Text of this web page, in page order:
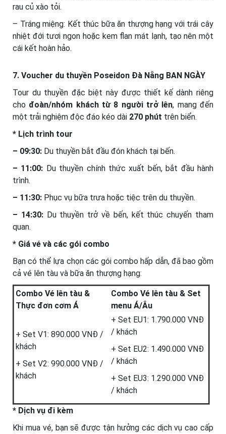
rau củ xào tỏi.
– Tráng miệng: Kết thúc bữa ăn thượng hạng với trái cây
nhiệt đới tươi ngon hoặc kem flan mát lạnh, tạo nên một
cái kết hoàn hảo.
7. Voucher du thuyền Poseidon Đà Nẵng BAN NGÀY
Tour du thuyền đặc biệt này được thiết kế dành riêng
cho đoàn/nhóm khách từ 8 người trở lên, mang đến
một trải nghiệm độc đáo kéo dài 270 phút trên biển.
* Lịch trình tour
– 09:30: Du thuyền bắt đầu đón khách tại bến.
– 11:00: Du thuyền chính thức xuất bến, bắt đầu hành
trình.
– 11:30: Phục vụ bữa trưa hoặc tiệc trên du thuyền.
– 14:30:Du thuyền trở về bến, kết thúc chuyến tham
quan.
* Giá vé và các gói combo
Bạn có thể lựa chọn các gói combo hấp dẫn, đã bao gồm
cả vé lên tàu và bữa ăn thượng hạng:
Combo Vé lên tàu &
Thực đơn cơm Á
Combo Vé lên tàu & Set
menu Á/Âu
+ Set V1: 890.000 VNĐ /
khách
+ Set V2: 990.000 VNĐ /
khách
+ Set EU1: 1.790.000 VNĐ
/ khách
+ Set EU2: 1.490.000 VNĐ
/ khách
+ Set EU3: 1.290.000 VNĐ
/ khách
* Dịch vụ đi kèm
Khi mua vé, bạn sẽ được tận hưởng các dịch vụ cao cấp